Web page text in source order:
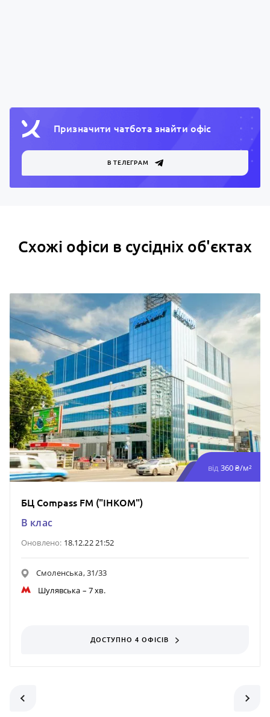
Призначити чатбота знайти офiс
В ТЕЛЕГРАМ
Схожі офіси в сусідніх об'єктах
від 360 ₴/м²
БЦ Compass FM ("ІНКОМ")
B клас
Оновлено: 18.12.22 21:52
Смоленська, 31/33
Шулявська – 7 хв.
ДОСТУПНО 4 ОФІСІВ